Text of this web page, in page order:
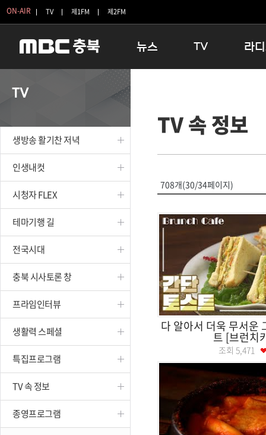
ON-AIR TV 제1FM 제2FM
뉴스
보은
옥천
TV
인생내컷
테마기행 길
시청자 FLEX
특집프로그램
종영프로그램
라
16:00 완
우리 고
TV
생방송 활기찬 저녁
인생내컷
시청자 FLEX
테마기행 길
전국시대
충북 시사토론 창
프라임인터뷰
생활력 스페셜
특집프로그램
TV 속 정보
종영프로그램
TV 속 정보
708개(30/34페이지)
다 알아서 더욱 무서운
트 [브런치
조회 5,471